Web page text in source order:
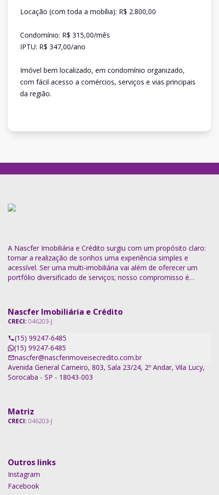
Locação (com toda a mobília): R$ 2.800,00
Condomínio: R$ 315,00/mês
IPTU: R$ 347,00/ano
Imóvel bem localizado, em condomínio organizado,
com fácil acesso a comércios, serviços e vias principais
da região.
A Nascfer Imobiliária e Crédito surgiu com um propósito claro:
tornar a realização de sonhos uma experiência simples e
acessível. Ser uma multi-imobiliária vai além de oferecer um
portfólio diversificado de serviços; nosso compromisso é
Nascfer Imobiliária e Crédito
CRECI: 046203-J
(15) 99247-6485
(15) 99247-6485
nascfer@nascferimoveisecredito.com.br
Avenida General Carneiro, 803, Sala 23/24, 2º Andar, Vila Lucy,
Sorocaba - SP - 18043-003
Matriz
CRECI: 046203-J
Outros links
Instagram
Facebook